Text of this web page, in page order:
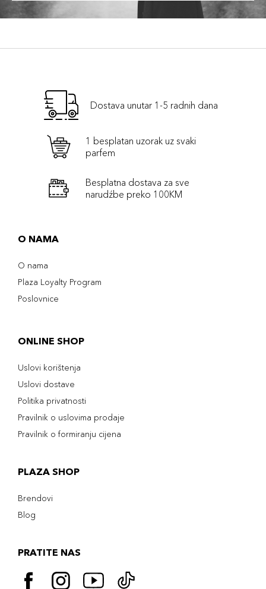
Dostava unutar 1-5 radnih dana
1 besplatan uzorak uz svaki
parfem
Besplatna dostava za sve
narudźbe preko 100KM
O NAMA
O nama
Plaza Loyalty Program
Poslovnice
ONLINE SHOP
Uslovi korištenja
Uslovi dostave
Politika privatnosti
Pravilnik o uslovima prodaje
Pravilnik o formiranju cijena
PLAZA SHOP
Brendovi
Blog
PRATITE NAS